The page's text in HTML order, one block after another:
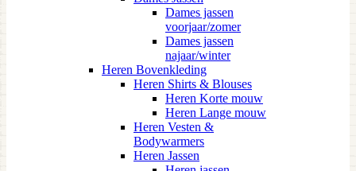
Dames jassen
voorjaar/zomer
Dames jassen
najaar/winter
Heren Bovenkleding
Heren Shirts & Blouses
Heren Korte mouw
Heren Lange mouw
Heren Vesten &
Bodywarmers
Heren Jassen